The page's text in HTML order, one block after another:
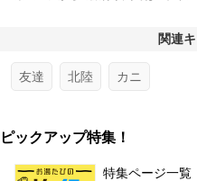
関連
友達 北陸 カニ
ピックアップ特集！
特集ページ一覧